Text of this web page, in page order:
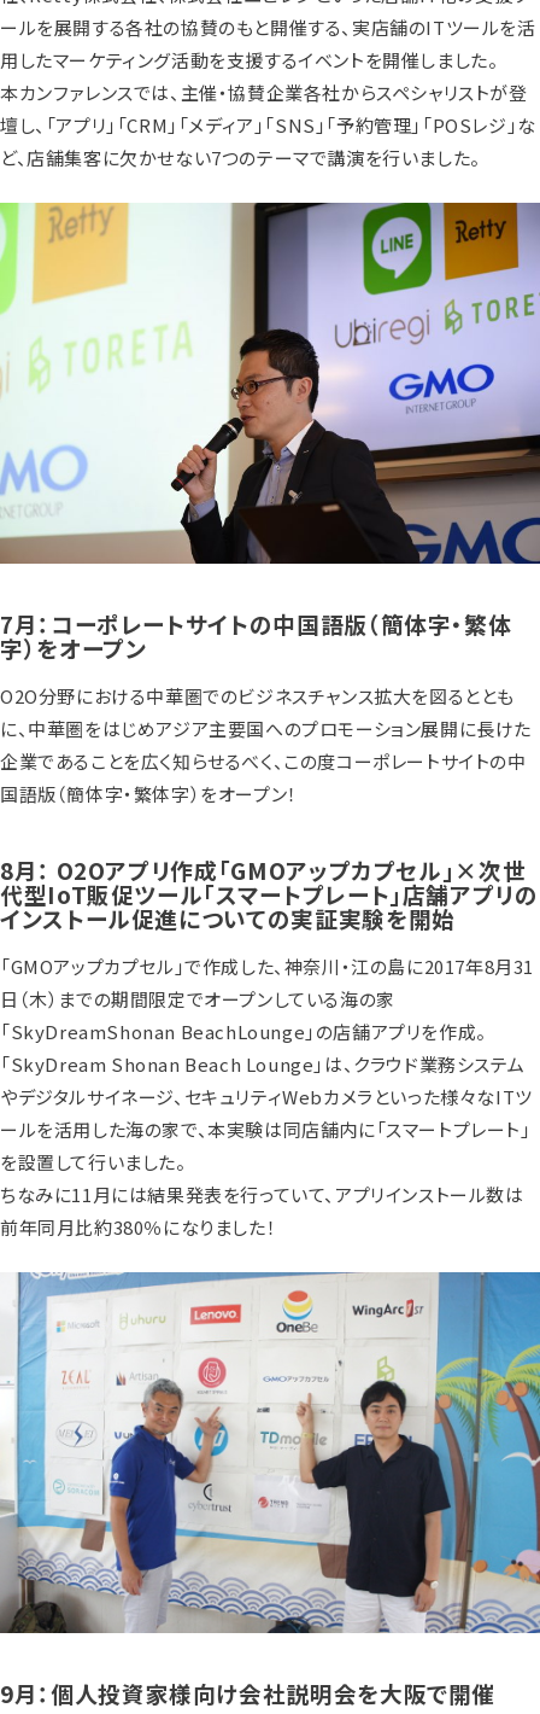
ールを展開する各社の協賛のもと開催する、実店舗のITツールを活
用したマーケティング活動を支援するイベントを開催しました。
本カンファレンスでは、主催・協賛企業各社からスペシャリストが登
壇し、「アプリ」「CRM」「メディア」「SNS」「予約管理」「POSレジ」な
ど、店舗集客に欠かせない7つのテーマで講演を行いました。
7月：コーポレートサイトの中国語版（簡体字・繁体
字）をオープン
O2O分野における中華圏でのビジネスチャンス拡大を図るととも
に、中華圏をはじめアジア主要国へのプロモーション展開に長けた
企業であることを広く知らせるべく、この度コーポレートサイトの中
国語版（簡体字・繁体字）をオープン！
8月： O2Oアプリ作成「GMOアップカプセル」×次世
代型IoT販促ツール「スマートプレート」店舗アプリの
インストール促進についての実証実験を開始
「GMOアップカプセル」で作成した、神奈川・江の島に2017年8月31
日（木）までの期間限定でオープンしている海の家
「SkyDreamShonan BeachLounge」の店舗アプリを作成。
「SkyDream Shonan Beach Lounge」は、クラウド業務システム
やデジタルサイネージ、セキュリティWebカメラといった様々なITツ
ールを活用した海の家で、本実験は同店舗内に「スマートプレート」
を設置して行いました。
ちなみに11月には結果発表を行っていて、アプリインストール数は
前年同月比約380％になりました！
9月：個人投資家様向け会社説明会を大阪で開催